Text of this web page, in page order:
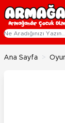
İçeriğe geç
Ana Sayfa >